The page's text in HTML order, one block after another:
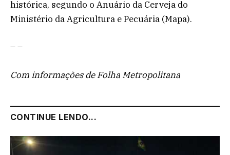
histórica, segundo o Anuário da Cerveja do
Ministério da Agricultura e Pecuária (Mapa).
– –
Com informações de Folha Metropolitana
CONTINUE LENDO...